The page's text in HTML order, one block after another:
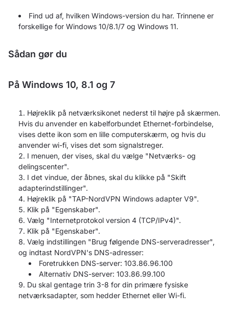
Find ud af, hvilken Windows-version du har. Trinnene er
forskellige for Windows 10/8.1/7 og Windows 11.
Sådan gør du
På Windows 10, 8.1 og 7
Højreklik på netværksikonet nederst til højre på skærmen.
Hvis du anvender en kabelforbundet Ethernet-forbindelse,
vises dette ikon som en lille computerskærm, og hvis du
anvender wi-fi, vises det som signalstreger.
I menuen, der vises, skal du vælge "Netværks- og
delingscenter".
I det vindue, der åbnes, skal du klikke på "Skift
adapterindstillinger".
Højreklik på "TAP-NordVPN Windows adapter V9".
Klik på "Egenskaber".
Vælg "Internetprotokol version 4 (TCP/IPv4)".
Klik på "Egenskaber".
Vælg indstillingen "Brug følgende DNS-serveradresser",
og indtast NordVPN's DNS-adresser:
Foretrukken DNS-server: 103.86.96.100
Alternativ DNS-server: 103.86.99.100
Du skal gentage trin 3-8 for din primære fysiske
netværksadapter, som hedder Ethernet eller Wi-fi.